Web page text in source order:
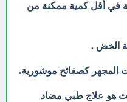
في أقل كمية ممكنة من
الخض .
كصفائح موشورية.
هو علاج طبي مضاد